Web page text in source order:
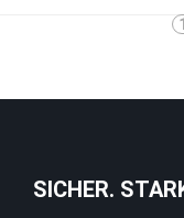
1
SICHER.